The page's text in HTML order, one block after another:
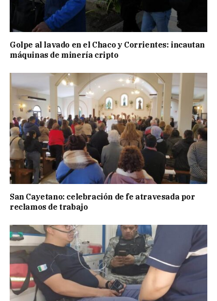
Golpe al lavado en el Chaco y Corrientes: incautan
máquinas de minería cripto
San Cayetano: celebración de fe atravesada por
reclamos de trabajo